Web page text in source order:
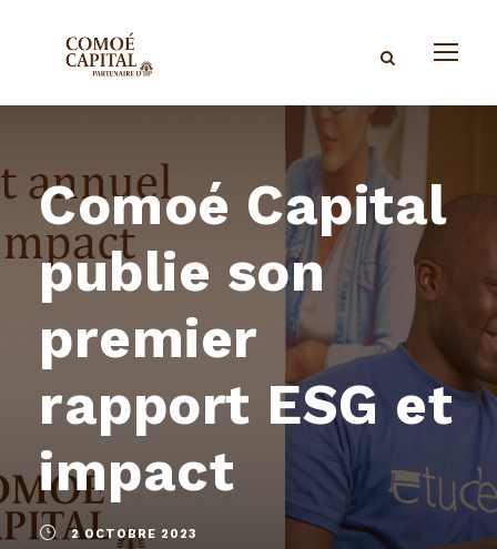
Comoé Capital
publie son
premier
rapport ESG et
impact
2 OCTOBRE 2023